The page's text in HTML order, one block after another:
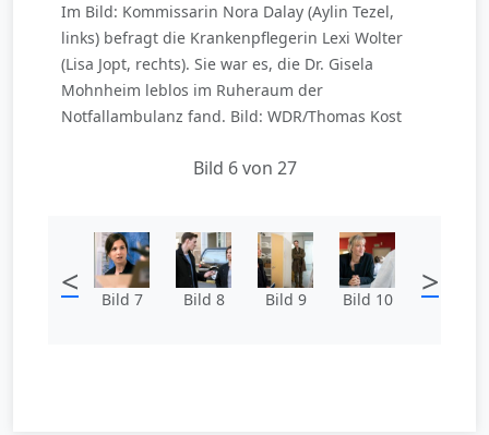
Im Bild: Kommissarin Nora Dalay (Aylin Tezel,
links) befragt die Krankenpflegerin Lexi Wolter
(Lisa Jopt, rechts). Sie war es, die Dr. Gisela
Mohnheim leblos im Ruheraum der
Notfallambulanz fand. Bild: WDR/Thomas Kost
Bild 6 von 27
< Bild 7 Bild 8 Bild 9 Bild 10 >